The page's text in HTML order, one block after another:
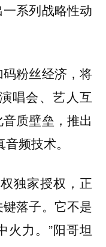
系列战略性动
粉丝经济，将
唱会、艺人互
质壁垒，推出
频技术。
独家授权，正
落子。它不是
火力。”阳哥坦